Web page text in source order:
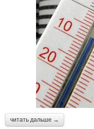
читать дальше →